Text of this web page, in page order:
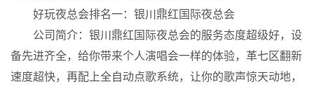
好玩夜总会排名一：银川鼎红国际夜总会
公司简介：银川鼎红国际夜总会的服务态度超级好，设
备先进齐全，给你带来个人演唱会一样的体验，革七区翻新
速度超快，再配上全自动点歌系统，让你的歌声惊天动地，